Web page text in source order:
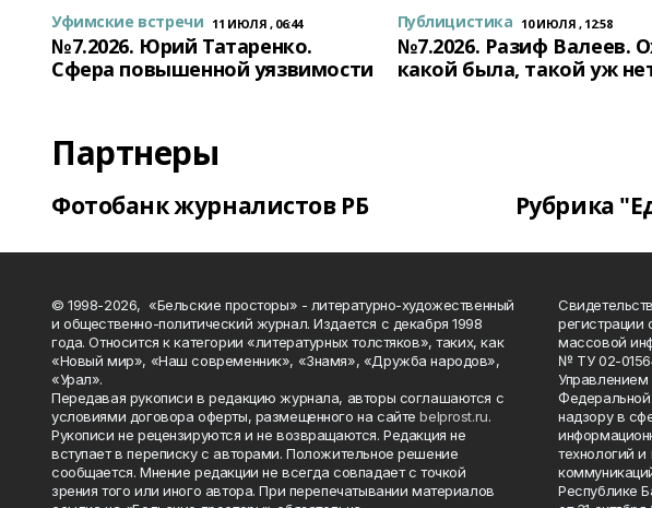
Уфимские встречи 11 ИЮЛЯ , 06:44
№7.2026. Юрий Татаренко.
Сфера повышенной уязвимости
Публицистика 10 ИЮЛЯ , 12:58
№7.2026. Разиф Валеев.
какой была, такой уж
Партнеры
Фотобанк журналистов РБ Рубрика
© 1998-2026, «Бельские просторы» - литературно-художественный
и общественно-политический журнал. Издается с декабря 1998
года. Относится к категории «литературных толстяков», таких, как
«Новый мир», «Наш современник», «Знамя», «Дружба народов»,
«Урал».
Передавая рукописи в редакцию журнала, авторы соглашаются с
условиями договора оферты, размещенного на сайтеbelprost.ru.
Рукописи не рецензируются и не возвращаются. Редакция не
вступает в переписку с авторами. Положительное решение
сообщается. Мнение редакции не всегда совпадает с точкой
зрения того или иного автора. При перепечатывании материалов
регистрации
массовой
№ ТУ 02-
Управлением
надзору в
технологий
Республике